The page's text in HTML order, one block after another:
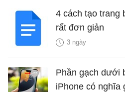
4 cách tạo trang
rất đơn giản
3 ngày
Phần gạch dưới
iPhone có nghĩa